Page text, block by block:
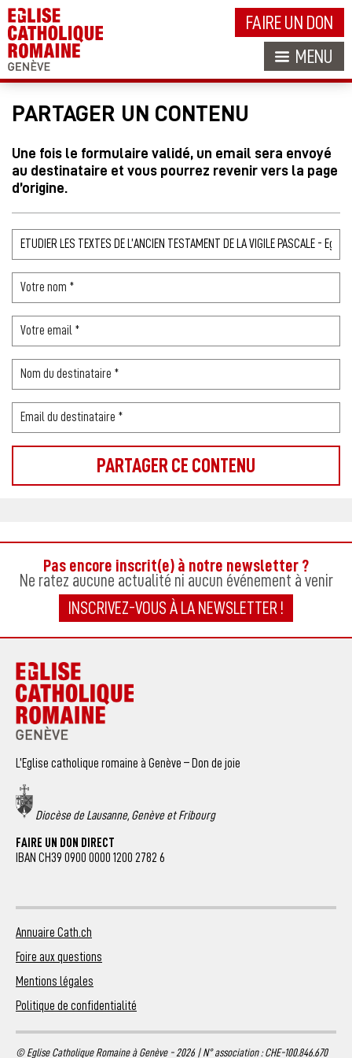
FAIRE UN DON
MENU
PARTAGER UN CONTENU
Une fois le formulaire validé, un email sera envoyé
au destinataire et vous pourrez revenir vers la page
d’origine.
Pas encore inscrit(e) à notre newsletter ?
Ne ratez aucune actualité ni aucun événement à venir
INSCRIVEZ-VOUS À LA NEWSLETTER !
L’Eglise catholique romaine à Genève – Don de joie
Diocèse de Lausanne, Genève et Fribourg
FAIRE UN DON DIRECT
IBAN CH39 0900 0000 1200 2782 6
Annuaire Cath.ch
Foire aux questions
Mentions légales
Politique de confidentialité
© Eglise Catholique Romaine à Genève - 2026 | N° association : CHE-100.846.670